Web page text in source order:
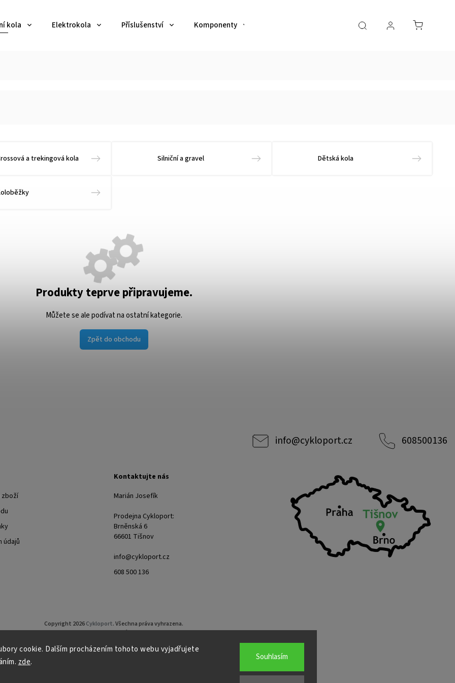
cookie. Dalším procházením tohoto webu vyjadřujete
zde. Souhlasím
kola Elektrokola Příslušenství Komponenty Sportovní výživa Oblečení
a trekingová kola Silniční a gravel Dětská kola
Produkty teprve připravujeme.
Můžete se ale podívat na ostatní kategorie.
Zpět do obchodu
info@cykloport.cz 608500136
zboží
údajů
Kontaktujte nás
Marián Josefík
Prodejna Cykloport:
Brněnská 6
66601 Tišnov
info@cykloport.cz
608 500 136
Copyright 2026Cykloport. Všechna práva vyhrazena.
Upravit nastavení cookies
Grafický návrh vytvořil a nakódovalShoptak.cz